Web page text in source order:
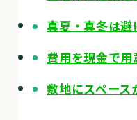
真夏・真冬は避
費用を現金で用
敷地にスペース